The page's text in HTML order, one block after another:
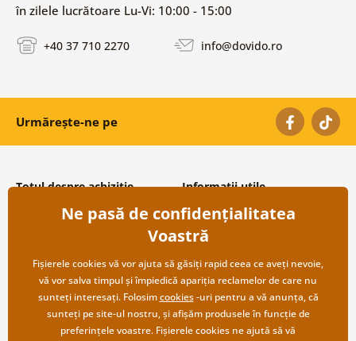
în zilele lucrătoare Lu-Vi: 10:00 - 15:00
+40 37 710 2270 info@dovido.ro
Urmărește-ne pe
Totul despre achiziție
Condiții și termeni generali
Protecția datelor personale
Transport și modalități de plată
Returnare
Informații utile
Despre noi
Întrebări frecvente
Contacte
Cooperare angro
Ne pasă de confidențialitatea
Voastră
Fișierele cookies vă vor ajuta să găsiți rapid ceea ce aveți nevoie,
vă vor salva timpul și împiedică apariția reclamelor de care nu
sunteți interesați. Folosimcookies-uri pentru a vă anunța, că
sunteți pe site-ul nostru, și afișăm produsele în funcție de
preferințele voastre. Fișierele cookies ne ajută să vă